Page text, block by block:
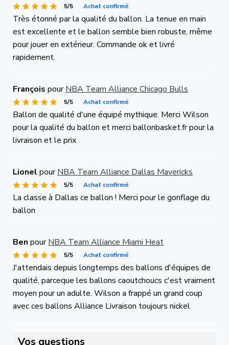
5/5 Achat confirmé
Très étonné par la qualité du ballon. La tenue en main
est excellente et le ballon semble bien robuste, même
pour jouer en extérieur. Commande ok et livré
rapidement.
François pourNBA Team Alliance Chicago Bulls
5/5 Achat confirmé
Ballon de qualité d'une équipé mythique. Merci Wilson
pour la qualité du ballon et merci ballonbasket.fr pour la
livraison et le prix
Lionel pourNBA Team Alliance Dallas Mavericks
5/5 Achat confirmé
La classe à Dallas ce ballon ! Merci pour le gonflage du
ballon
Ben pourNBA Team Alliance Miami Heat
5/5 Achat confirmé
J'attendais depuis longtemps des ballons d'équipes de
qualité, parceque les ballons caoutchoucs c'est vraiment
moyen pour un adulte. Wilson a frappé un grand coup
avec ces ballons Alliance Livraison toujours nickel
Vos questions